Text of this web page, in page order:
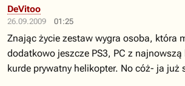
26.09.2009 01:25
DeVitoo
Znając życie zestaw wygra osoba, która
dodatkowo jeszcze PS3, PC z
kurde prywatny helikopter. No cóż- ja już